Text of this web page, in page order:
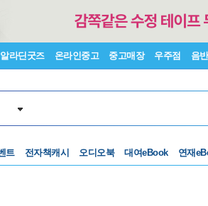
알라딘굿즈 온라인중고 중고매장 우주점 음반
트 전자책캐시 오디오북 대여eBook 연재